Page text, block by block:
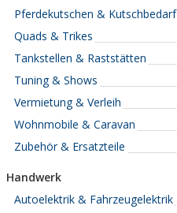
Pferdekutschen & Kutschbedarf
Quads & Trikes
Tankstellen & Raststätten
Tuning & Shows
Vermietung & Verleih
Wohnmobile & Caravan
Zubehör & Ersatzteile
Handwerk
Autoelektrik & Fahrzeugelektrik